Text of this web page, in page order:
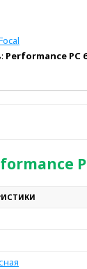
Performance PC